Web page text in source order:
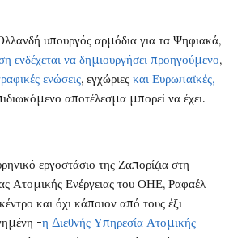
υπουργός αρμόδια για τα Ψηφιακά,
ενδέχεται να δημιουργήσει προηγούμενο,
ενώσεις, εγχώριες και Ευρωπαϊκές,
αποτέλεσμα μπορεί να έχει.
εργοστάσιο της Ζαπορίζια στη
Ατομικής Ενέργειας του ΟΗΕ, Ραφαέλ
και όχι κάποιον από τους έξι
-η Διεθνής Υπηρεσία Ατομικής